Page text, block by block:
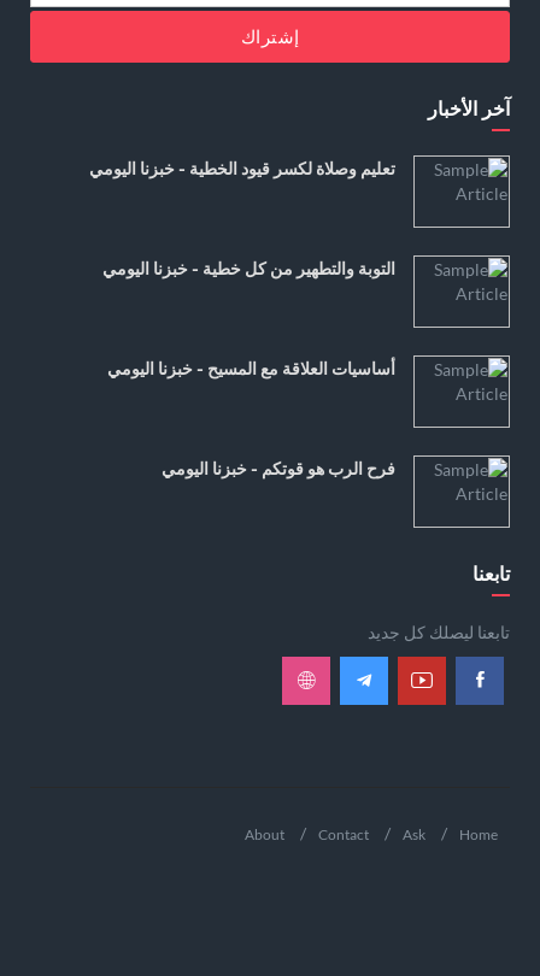
إشتراك
آخر الأخبار
تعليم وصلاة لكسر قيود الخطية - خبزنا اليومي
التوبة والتطهير من كل خطية - خبزنا اليومي
أساسيات العلاقة مع المسيح - خبزنا اليومي
فرح الرب هو قوتكم - خبزنا اليومي
تابعنا
تابعنا ليصلك كل جديد
Home
Ask
Contact
About